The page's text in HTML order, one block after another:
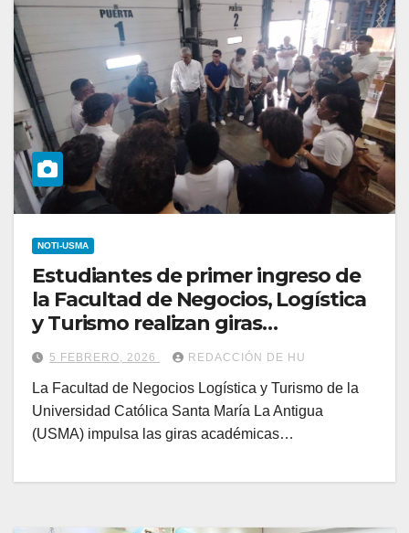
NOTI-USMA
Estudiantes de primer ingreso de
la Facultad de Negocios, Logística
y Turismo realizan giras
académicas
5 FEBRERO, 2026 REDACCIÓN DE HU
La Facultad de Negocios Logística y Turismo de la
Universidad Católica Santa María La Antigua
(USMA) impulsa las giras académicas…